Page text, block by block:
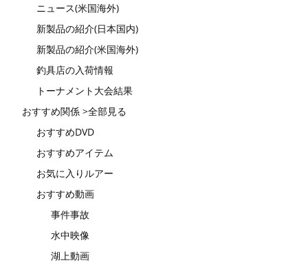
ニュース(米国海外)
新製品の紹介(日本国内)
新製品の紹介(米国海外)
釣具店の入荷情報
トーナメント大会結果
おすすめ関係 >全部見る
おすすめDVD
おすすめアイテム
お気に入りルアー
おすすめ動画
事件事故
水中映像
湖上動画